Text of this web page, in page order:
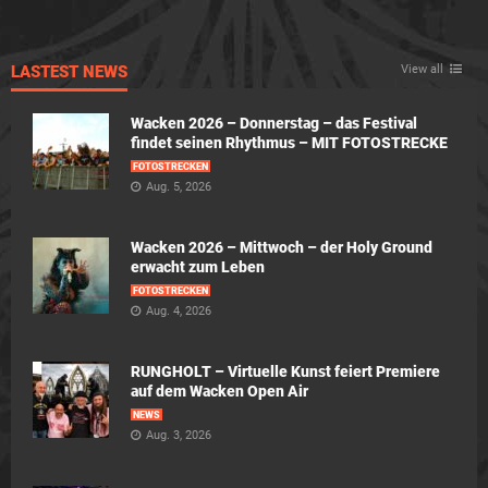
LASTEST NEWS View all
Wacken 2026 – Donnerstag – das Festival
findet seinen Rhythmus – MIT FOTOSTRECKE
FOTOSTRECKEN
Aug. 5, 2026
Wacken 2026 – Mittwoch – der Holy Ground
erwacht zum Leben
FOTOSTRECKEN
Aug. 4, 2026
RUNGHOLT – Virtuelle Kunst feiert Premiere
auf dem Wacken Open Air
NEWS
Aug. 3, 2026